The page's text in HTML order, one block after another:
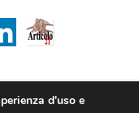
d'uso e